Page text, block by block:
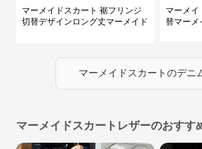
マーメイドスカート 裾フリンジ
切替デザインロング丈マーメイド
マーメイ
替マーメ
マーメイドスカート のデニ
マーメイドスカートレザーのおすす